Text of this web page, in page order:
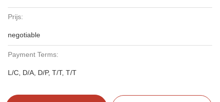
Prijs:
negotiable
Payment Terms:
L/C, D/A, D/P, T/T, T/T